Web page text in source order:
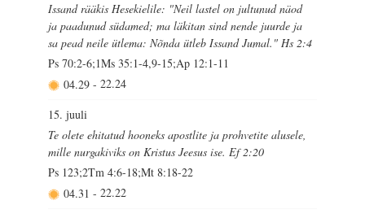
Issand rääkis Hesekielile: "Neil lastel on jultunud näod
ja paadunud südamed; ma läkitan sind nende juurde ja
sa pead neile ütlema: Nõnda ütleb Issand Jumal." Hs 2:4
Ps 70:2-6;1Ms 35:1-4,9-15;Ap 12:1-11
04.29 - 22.24
15. juuli
Te olete ehitatud hooneks apostlite ja prohvetite alusele,
mille nurgakiviks on Kristus Jeesus ise. Ef 2:20
Ps 123;2Tm 4:6-18;Mt 8:18-22
04.31 - 22.22